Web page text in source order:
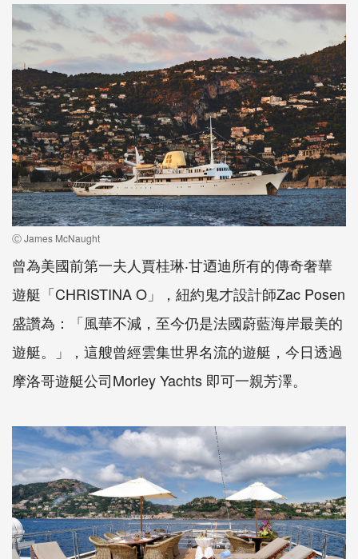
Ⓒ James McNaught
曾為美國前第一夫人賈桂琳‧甘迺迪所有的傳奇奢華
遊艇「CHRISTINA O」，紐約鬼才設計師Zac Posen
盛讚為：「風華不減，至今仍是法國蔚藍海岸最美的
遊艇。」，這艘曾經雲集世界名流的遊艇，今日透過
摩洛哥遊艇公司Morley Yachts 即可一親芳澤。